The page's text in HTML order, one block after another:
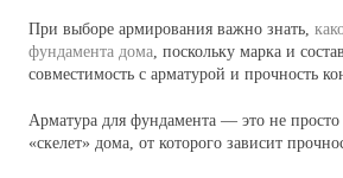
При выборе армирования важно знать,
фундамента дома , поскольку марка и
совместимость с арматурой и прочность
Арматура для фундамента — это не просто
«скелет» дома, от которого зависит